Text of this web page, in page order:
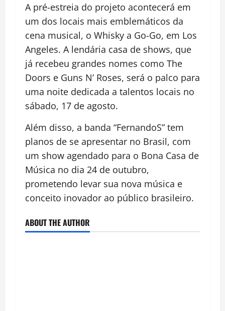
A pré-estreia do projeto acontecerá em
um dos locais mais emblemáticos da
cena musical, o Whisky a Go-Go, em Los
Angeles. A lendária casa de shows, que
já recebeu grandes nomes como The
Doors e Guns N’ Roses, será o palco para
uma noite dedicada a talentos locais no
sábado, 17 de agosto.
Além disso, a banda “FernandoS” tem
planos de se apresentar no Brasil, com
um show agendado para o Bona Casa de
Música no dia 24 de outubro,
prometendo levar sua nova música e
conceito inovador ao público brasileiro.
ABOUT THE AUTHOR